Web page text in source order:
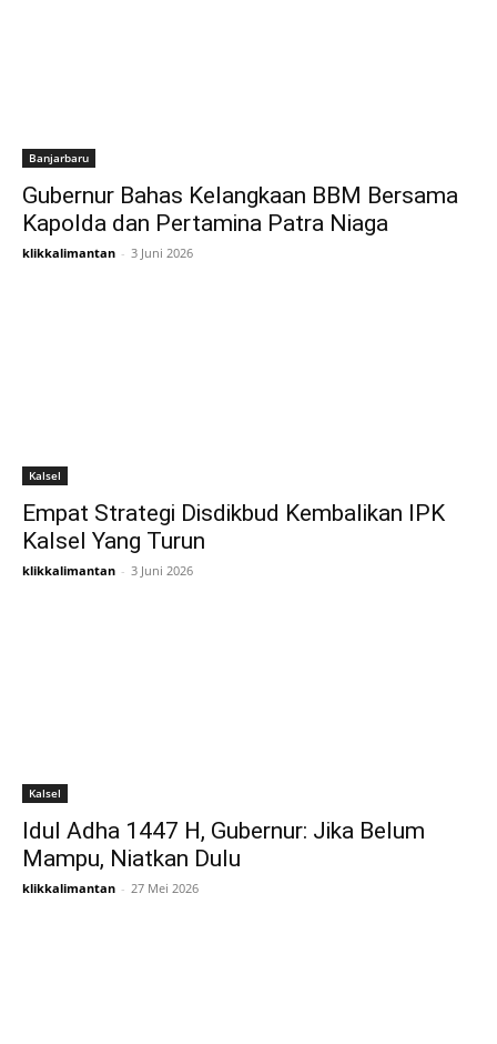
Banjarbaru
Gubernur Bahas Kelangkaan BBM Bersama
Kapolda dan Pertamina Patra Niaga
klikkalimantan - 3 Juni 2026
Kalsel
Empat Strategi Disdikbud Kembalikan IPK
Kalsel Yang Turun
klikkalimantan - 3 Juni 2026
Kalsel
Idul Adha 1447 H, Gubernur: Jika Belum
Mampu, Niatkan Dulu
klikkalimantan - 27 Mei 2026